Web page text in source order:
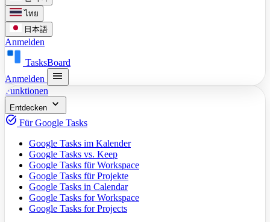
ไทย
日本語
Anmelden
TasksBoard
Anmelden
menu
Funktionen
Entdecken expand_more
task_alt Für Google Tasks
Google Tasks im Kalender
Google Tasks vs. Keep
Google Tasks für Workspace
Google Tasks für Projekte
Google Tasks in Calendar
Google Tasks for Workspace
Google Tasks for Projects